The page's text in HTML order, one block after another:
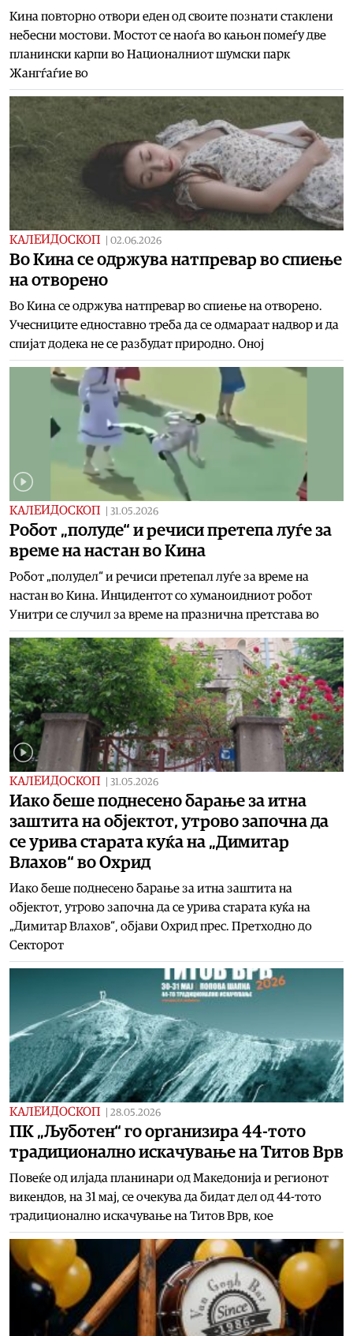
Кина повторно отвори еден од своите познати стаклени
небесни мостови. Мостот се наоѓа во кањон помеѓу две
планински карпи во Националниот шумски парк
Жангѓаѓие во
КАЛЕИДОСКОП 02.06.2026
Во Кина се одржува натпревар во спиење
на отворено
Во Кина се одржува натпревар во спиење на отворено.
Учесниците едноставно треба да се одмараат надвор и да
спијат додека не се разбудат природно. Оној
КАЛЕИДОСКОП 31.05.2026
Робот „полуде“ и речиси претепа луѓе за
време на настан во Кина
Робот „полудел“ и речиси претепал луѓе за време на
настан во Кина. Инцидентот со хуманоидниот робот
Унитри се случил за време на празнична претстава во
КАЛЕИДОСКОП 31.05.2026
Иако беше поднесено барање за итна
заштита на објектот, утрово започна да
се урива старата куќа на „Димитар
Влахов“ во Охрид
Иако беше поднесено барање за итна заштита на
објектот, утрово започна да се урива старата куќа на
„Димитар Влахов“, објави Охрид прес. Претходно до
Секторот
КАЛЕИДОСКОП 28.05.2026
ПК „Љуботен“ го организира 44-тото
традиционално искачување на Титов Врв
Повеќе од илјада планинари од Македонија и регионот
викендов, на 31 мај, се очекува да бидат дел од 44-тото
традиционално искачување на Титов Врв, кое